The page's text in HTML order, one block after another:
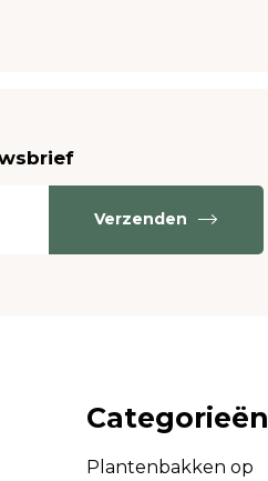
Verzenden
Categorieën
Plantenbakken op